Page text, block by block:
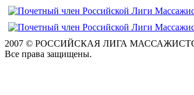
2007 © РОССИЙСКАЯ ЛИГА
Все права защищены.